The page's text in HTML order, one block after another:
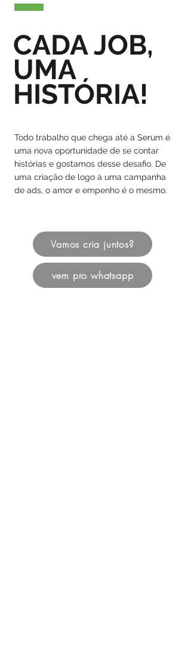
CADA JOB,
UMA
HISTÓRIA!
Todo trabalho que chega até a Serum é
uma nova oportunidade de se contar
histórias e gostamos desse desafio. De
uma criação de logo à uma campanha
de ads, o amor e empenho é o mesmo.
Vamos cria juntos?
vem pro whatsapp